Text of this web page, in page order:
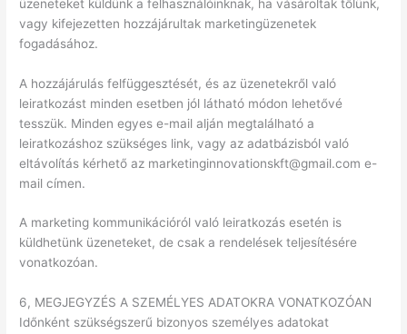
üzeneteket küldünk a felhasználóinknak, ha vásároltak tőlünk,
vagy kifejezetten hozzájárultak marketingüzenetek
fogadásához.
A hozzájárulás felfüggesztését, és az üzenetekről való
leiratkozást minden esetben jól látható módon lehetővé
tesszük. Minden egyes e-mail alján megtalálható a
leiratkozáshoz szükséges link, vagy az adatbázisból való
eltávolítás kérhető az marketinginnovationskft@gmail.com e-
mail címen.
A marketing kommunikációról való leiratkozás esetén is
küldhetünk üzeneteket, de csak a rendelések teljesítésére
vonatkozóan.
6, MEGJEGYZÉS A SZEMÉLYES ADATOKRA VONATKOZÓAN
Időnként szükségszerű bizonyos személyes adatokat